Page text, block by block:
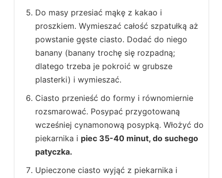
Do masy przesiać mąkę z kakao i
proszkiem. Wymieszać całość szpatułką aż
powstanie gęste ciasto. Dodać do niego
banany (banany trochę się rozpadną;
dlatego trzeba je pokroić w grubsze
plasterki) i wymieszać.
Ciasto przenieść do formy i równomiernie
rozsmarować. Posypać przygotowaną
wcześniej cynamonową posypką. Włożyć do
piekarnika i piec 35-40 minut, do suchego
patyczka.
Upieczone ciasto wyjąć z piekarnika i